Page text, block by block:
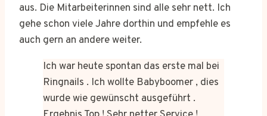
aus. Die Mitarbeiterinnen sind alle sehr nett. Ich
gehe schon viele Jahre dorthin und empfehle es
auch gern an andere weiter.
Ich war heute spontan das erste mal bei
Ringnails . Ich wollte Babyboomer , dies
wurde wie gewünscht ausgeführt .